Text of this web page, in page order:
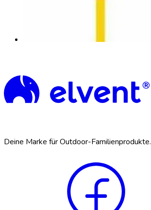
Deine Marke für Outdoor-Familienprodukte.